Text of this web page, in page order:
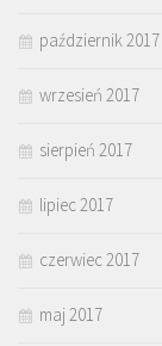
październik 2017
wrzesień 2017
sierpień 2017
lipiec 2017
czerwiec 2017
maj 2017